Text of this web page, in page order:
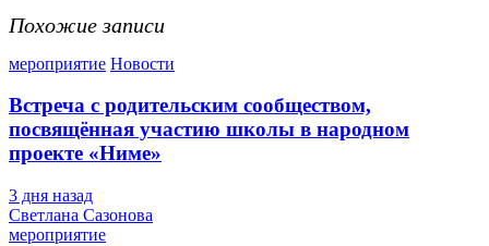
Похожие записи
мероприятие Новости
Встреча с родительским сообществом,
посвящённая участию школы в народном
проекте «Ниме»
3 дня назад
Светлана Сазонова
мероприятие